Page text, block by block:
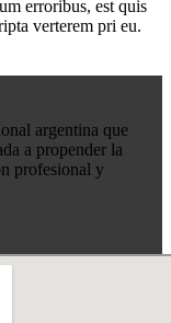
erroribus, est quis
verterem pri eu.
argentina que
a propender la
profesional y